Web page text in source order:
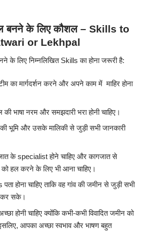
बनने के लिए कौशल – Skills to
or Lekhpal
के लिए निम्नलिखित Skills का होना जरूरी है:
का मार्गदर्शन करने और अपने काम में माहिर होना
की भाषा नरम और समझदारी भरा होनी चाहिए।
भूमि और उसके मालिकी से जुड़ी सभी जानकारी
के specialist होने चाहिए और कागजात से
हल करने के लिए भी आना चाहिए।
होना चाहिए ताकि वह गांव की जमीन से जुड़ी सभी
कर सके।
होनी चाहिए क्योंकि कभी-कभी विवादित जमीन को
इसलिए, आपका अच्छा स्वभाव और भाषण बहुत